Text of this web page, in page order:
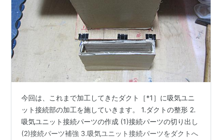
今回は、これまで加工してきたダクト［*1］に吸気ユニ
ット接続部の加工を施していきます。 1.ダクトの整形 2.
吸気ユニット接続パーツの作成 (1)接続パーツの切り出し
(2)接続パーツ補強 3.吸気ユニット接続パーツをダクトへ